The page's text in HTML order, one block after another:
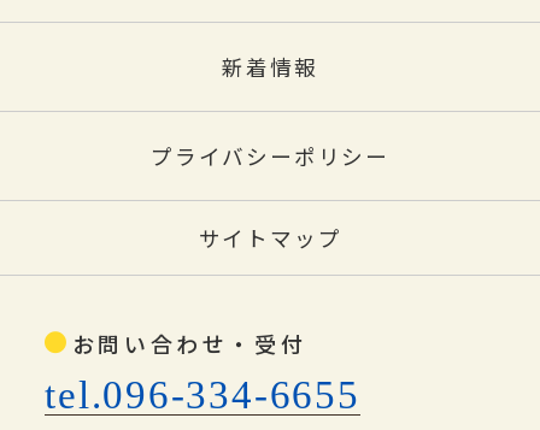
新着情報
プライバシーポリシー
サイトマップ
お問い合わせ・受付
tel.096-334-6655